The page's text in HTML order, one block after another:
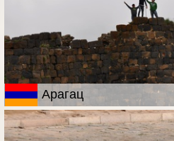
Арагац